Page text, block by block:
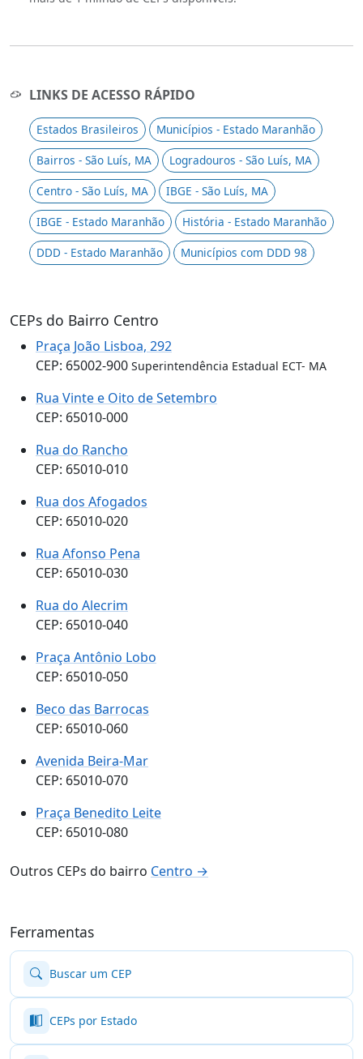
LINKS DE ACESSO RÁPIDO
Estados Brasileiros
Municípios - Estado Maranhão
Bairros - São Luís, MA
Logradouros - São Luís, MA
Centro - São Luís, MA
IBGE - São Luís, MA
IBGE - Estado Maranhão
História - Estado Maranhão
DDD - Estado Maranhão
Municípios com DDD 98
CEPs do Bairro Centro
Praça João Lisboa, 292
CEP: 65002-900 Superintendência Estadual ECT- MA
Rua Vinte e Oito de Setembro
CEP: 65010-000
Rua do Rancho
CEP: 65010-010
Rua dos Afogados
CEP: 65010-020
Rua Afonso Pena
CEP: 65010-030
Rua do Alecrim
CEP: 65010-040
Praça Antônio Lobo
CEP: 65010-050
Beco das Barrocas
CEP: 65010-060
Avenida Beira-Mar
CEP: 65010-070
Praça Benedito Leite
CEP: 65010-080
Outros CEPs do bairro Centro →
Ferramentas
Buscar um CEP
CEPs por Estado